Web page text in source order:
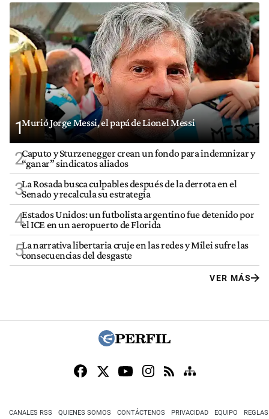
1Murió Jorge Messi, el papá de Lionel Messi
2Caputo y Sturzenegger crean un fondo para indemnizar y
“ganar” sindicatos aliados
3La Rosada busca culpables después de la derrota en el
Senado y recalcula su estrategia
4Estados Unidos: un futbolista argentino fue detenido por
el ICE en un aeropuerto de Florida
5La narrativa libertaria cruje en las redes y Milei sufre las
consecuencias del desgaste
VER MÁS
CANALES RSS QUIENES SOMOS CONTÁCTENOS PRIVACIDAD EQUIPO